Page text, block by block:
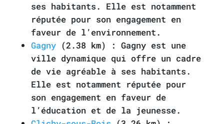
ses habitants. Elle est notamment
réputée pour son engagement en
faveur de l’environnement.
Gagny(2.38 km) : Gagny est une
ville dynamique qui offre un cadre
de vie agréable à ses habitants.
Elle est notamment réputée pour
son engagement en faveur de
l’éducation et de la jeunesse.